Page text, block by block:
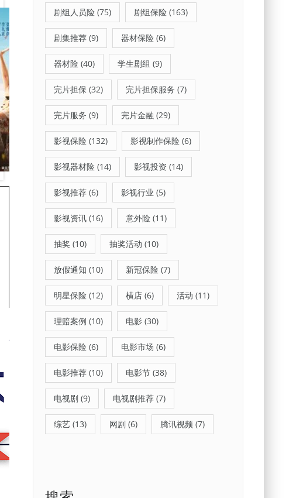
剧组人员险 (75) 剧组保险 (163)
剧集推荐 (9) 器材保险 (6)
器材险 (40) 学生剧组 (9)
完片担保 (32) 完片担保服务 (7)
完片服务 (9) 完片金融 (29)
影视保险 (132) 影视制作保险 (6)
影视器材险 (14) 影视投资 (14)
影视推荐 (6) 影视行业 (5)
影视资讯 (16) 意外险 (11)
抽奖 (10) 抽奖活动 (10)
放假通知 (10) 新冠保险 (7)
明星保险 (12) 横店 (6) 活动 (11)
理赔案例 (10) 电影 (30)
电影保险 (6) 电影市场 (6)
电影推荐 (10) 电影节 (38)
电视剧 (9) 电视剧推荐 (7)
综艺 (13) 网剧 (6) 腾讯视频 (7)